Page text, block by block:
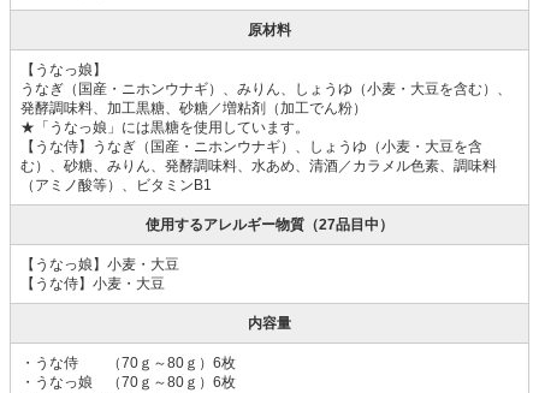
原材料
【うなっ娘】
うなぎ（国産・ニホンウナギ）、みりん、しょうゆ（小麦・大豆を含む）、
発酵調味料、加工黒糖、砂糖／増粘剤（加工でん粉）
★「うなっ娘」には黒糖を使用しています。
【うな侍】うなぎ（国産・ニホンウナギ）、しょうゆ（小麦・大豆を含
む）、砂糖、みりん、発酵調味料、水あめ、清酒／カラメル色素、調味料
（アミノ酸等）、ビタミンB1
使用するアレルギー物質（27品目中）
【うなっ娘】小麦・大豆
【うな侍】小麦・大豆
内容量
・うな侍 （70ｇ～80ｇ）6枚
・うなっ娘 （70ｇ～80ｇ）6枚